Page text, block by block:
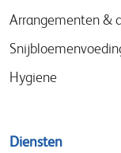
Arrangementen &
Hygiene
Diensten